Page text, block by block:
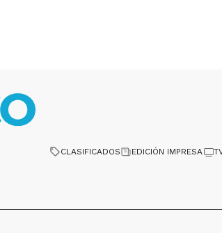
CLASIFICADOS EDICIÓN IMPRESA